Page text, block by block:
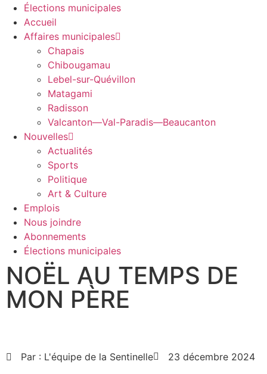
Élections municipales
Accueil
Affaires municipales
Chapais
Chibougamau
Lebel-sur-Quévillon
Matagami
Radisson
Valcanton—Val-Paradis—Beaucanton
Nouvelles
Actualités
Sports
Politique
Art & Culture
Emplois
Nous joindre
Abonnements
Élections municipales
NOËL AU TEMPS DE
MON PÈRE
Par : L'équipe de la Sentinelle 23 décembre 2024